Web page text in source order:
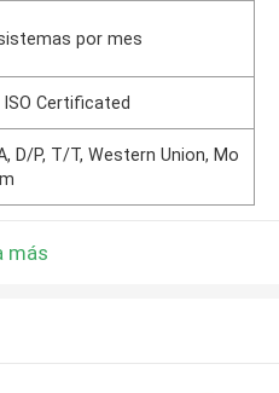
por mes
ISO Certificated
D/P, T/T, Western Union, Mo
más